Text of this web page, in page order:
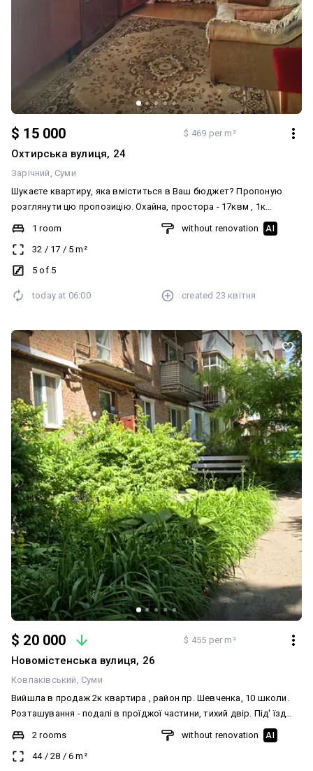
$ 15 000 $ 469 per m²
Охтирська вулиця, 24
Зарічний Суми
Шукаєте квартиру, яка вміститься в Ваш бюджет? Пропоную
розглянути цю пропозицію. Охайна, простора - 17квм , 1к
квартира на 5 поверсі. Дах в порядку. Стан жила косметика,
вікна - дерево, балкон застеклений. Залишається все, що на
фото. Євідновлення працюємо. І найголовніше - без комісії для
покупця! Цікаво? Дзвоніть! Записуйтесь на перегляд!
1 room
32 / 17 / 5 m²
5 of 5
without renovation AI
today at 06:00 created 23 квітня
$ 20 000 $ 455 per m²
Новомістенська вулиця, 26
Ковпаківський Суми
Вийшла в продаж 2к квартира , район пр. Шевченка, 10 школи.
Розташування - подалі в проїджої частини, тихий двір. Під' їзд
чистий, будинок з цегли, поверх 4й. Якщо Ви в пошуку квартири
майже в центральному районі міста, звідки пішки до базару,
парку, магазинів, пошти, аптек і навіть кінотеатру...розгляньте
2 rooms
44/ 28 / 6 m²
without renovation AI